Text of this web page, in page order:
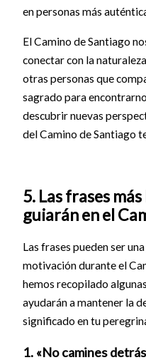
en personas más
El Camino de Santiago
conectar con la
otras personas que
sagrado para
descubrir nuevas
del Camino de Santiago
5. Las frases
guiarán en el
Las frases pueden ser
motivación durante el
hemos recopilado
ayudarán a mantener la
significado en tu
1. «No camines